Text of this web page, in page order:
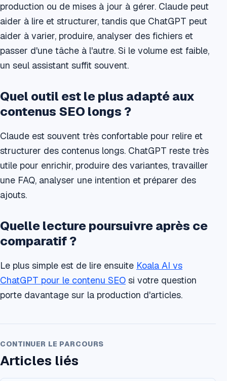
production ou de mises à jour à gérer. Claude peut
aider à lire et structurer, tandis que ChatGPT peut
aider à varier, produire, analyser des fichiers et
passer d'une tâche à l'autre. Si le volume est faible,
un seul assistant suffit souvent.
Quel outil est le plus adapté aux
contenus SEO longs ?
Claude est souvent très confortable pour relire et
structurer des contenus longs. ChatGPT reste très
utile pour enrichir, produire des variantes, travailler
une FAQ, analyser une intention et préparer des
ajouts.
Quelle lecture poursuivre après ce
comparatif ?
Le plus simple est de lire ensuite Koala AI vs
ChatGPT pour le contenu SEO si votre question
porte davantage sur la production d'articles.
CONTINUER LE PARCOURS
Articles liés